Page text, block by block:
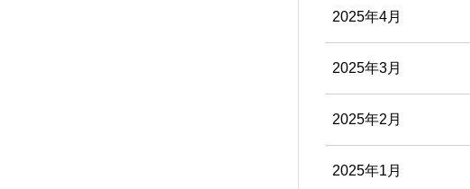
2025年4月
2025年3月
2025年2月
2025年1月